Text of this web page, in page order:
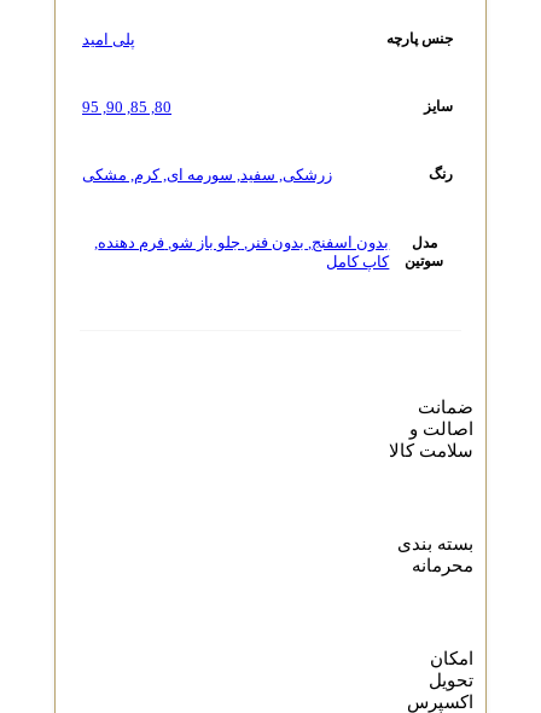
جنس پارچه پلی امید
85
,
90
,
95
زرشکی ,سفید ,سورمه ای ,کرم, مشکی
بدون اسفنج,بدون فنر,جلو باز شو,فرم دهنده ,
کاپ کامل
ضمانت
اصالت و
سلامت کالا
بسته بندی
محرمانه
تحویل
اکسپرس